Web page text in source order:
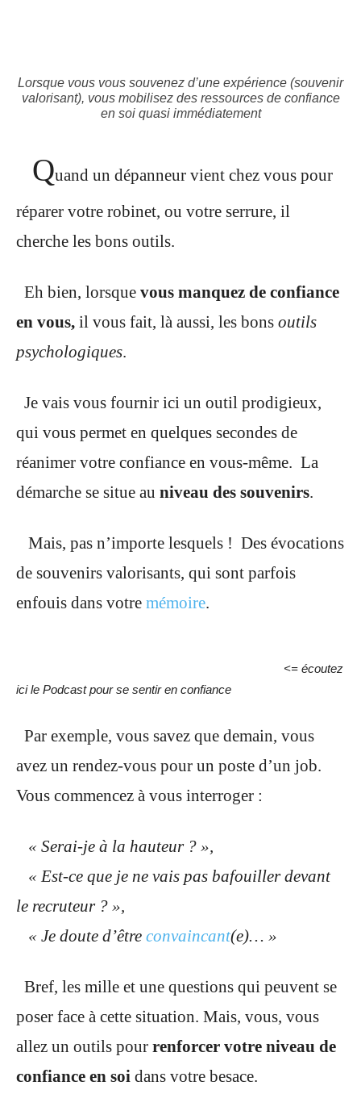
Lorsque vous vous souvenez d’une expérience (souvenir
valorisant), vous mobilisez des ressources de confiance
en soi quasi immédiatement
Quand un dépanneur vient chez vous pour
réparer votre robinet, ou votre serrure, il
cherche les bons outils.
Eh bien, lorsque vous manquez de confiance
en vous, il vous fait, là aussi, les bons outils
psychologiques.
Je vais vous fournir ici un outil prodigieux,
qui vous permet en quelques secondes de
réanimer votre confiance en vous-même. La
démarche se situe au niveau des souvenirs.
Mais, pas n’importe lesquels ! Des évocations
de souvenirs valorisants, qui sont parfois
enfouis dans votre mémoire.
<= écoutez
ici le Podcast pour se sentir en confiance
Par exemple, vous savez que demain, vous
avez un rendez-vous pour un poste d’un job.
Vous commencez à vous interroger :
« Serai-je à la hauteur ? »,
« Est-ce que je ne vais pas bafouiller devant
le recruteur ? »,
« Je doute d’être convaincant(e)… »
Bref, les mille et une questions qui peuvent se
poser face à cette situation. Mais, vous, vous
allez un outils pour renforcer votre niveau de
confiance en soi dans votre besace.